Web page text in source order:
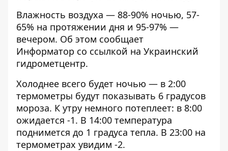
Влажность воздуха — 88-90% ночью, 57-
65% на протяжении дня и 95-97% —
вечером. Об этом сообщает
Информатор со ссылкой на Украинский
гидрометцентр.
Холоднее всего будет ночью — в 2:00
термометры будут показывать 6 градусов
мороза. К утру немного потеплеет: в 8:00
ожидается -1. В 14:00 температура
поднимется до 1 градуса тепла. В 23:00 на
термометрах увидим -2.